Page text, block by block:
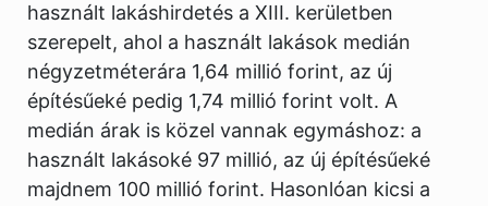
használt lakáshirdetés a XIII. kerületben
szerepelt, ahol a használt lakások medián
négyzetméterára 1,64 millió forint, az új
építésűeké pedig 1,74 millió forint volt. A
medián árak is közel vannak egymáshoz: a
használt lakásoké 97 millió, az új építésűeké
majdnem 100 millió forint. Hasonlóan kicsi a